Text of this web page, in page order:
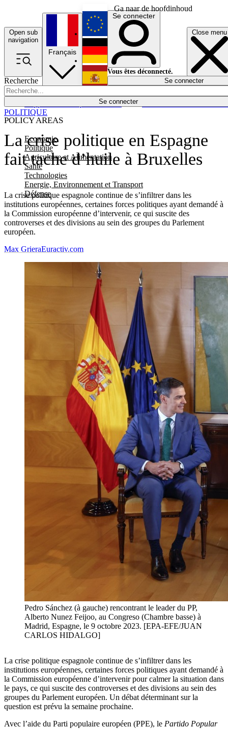
Ga naar de hoofdinhoud
Open sub
navigation
Close menu
Recherche
Se connecter
POLICY AREAS
Economie
Politique
Agriculture et Alimentation
Santé
Technologies
Energie, Environnement et Transport
Défense
Économie
Français
English
Deutsch
Español
Se connecter
Vous êtes déconnecté.
Se connecter
La crise politique en Espagne
fait tache d’huile à Bruxelles
La crise politique espagnole continue de s’infiltrer dans les
institutions européennes, certaines forces politiques ayant demandé à
la Commission européenne d’intervenir, ce qui suscite des
controverses et des divisions au sein des groupes du Parlement
européen.
POLITIQUE
Max GrieraEuractiv.com
Pedro Sánchez (à gauche) rencontrant le leader du PP,
Alberto Nunez Feijoo, au Congreso (Chambre basse) à
Madrid, Espagne, le 9 octobre 2023. [EPA-EFE/JUAN
CARLOS HIDALGO]
La crise politique espagnole continue de s’infiltrer dans les
institutions européennes, certaines forces politiques ayant demandé à
la Commission européenne d’intervenir pour calmer la situation dans
le pays, ce qui suscite des controverses et des divisions au sein des
groupes du Parlement européen. Un débat déterminant sur la
question est prévu la semaine prochaine.
Avec l’aide du Parti populaire européen (PPE), le Partido Popular